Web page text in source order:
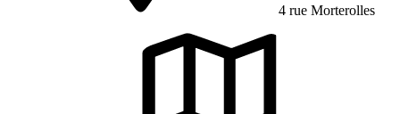
4 rue Morterolles